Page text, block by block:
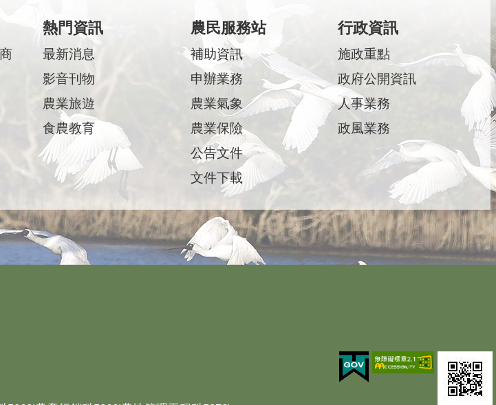
熱門資訊
最新消息
影音刊物
農業旅遊
食農教育
農民服務站
補助資訊
申辦業務
農業氣象
農業保險
公告文件
文件下載
行政資訊
施政重點
政府公開資訊
人事業務
政風業務